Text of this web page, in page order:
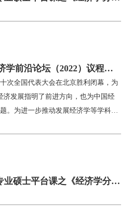
学前沿论坛（2022）议程预
次全国代表大会在北京胜利闭幕，为
济发展指明了前进方向，也为中国经
。为进一步推动发展经济学等学科理
三届城市与发展经济学前沿论坛”。
济高质量发展”，聚焦新发展阶段下
代化议题，诚邀各位专家学者参会研
业硕士平台课之《经济学分